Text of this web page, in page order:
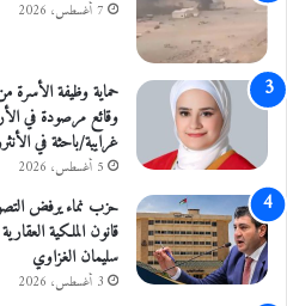
7 أغسطس، 2026
حماية وظيفة الأسرة
غرايبة/باحثة في
5 أغسطس، 2026
حزب نماء يرفض
قانون الملكية
سليمان الغزاوي
3 أغسطس، 2026